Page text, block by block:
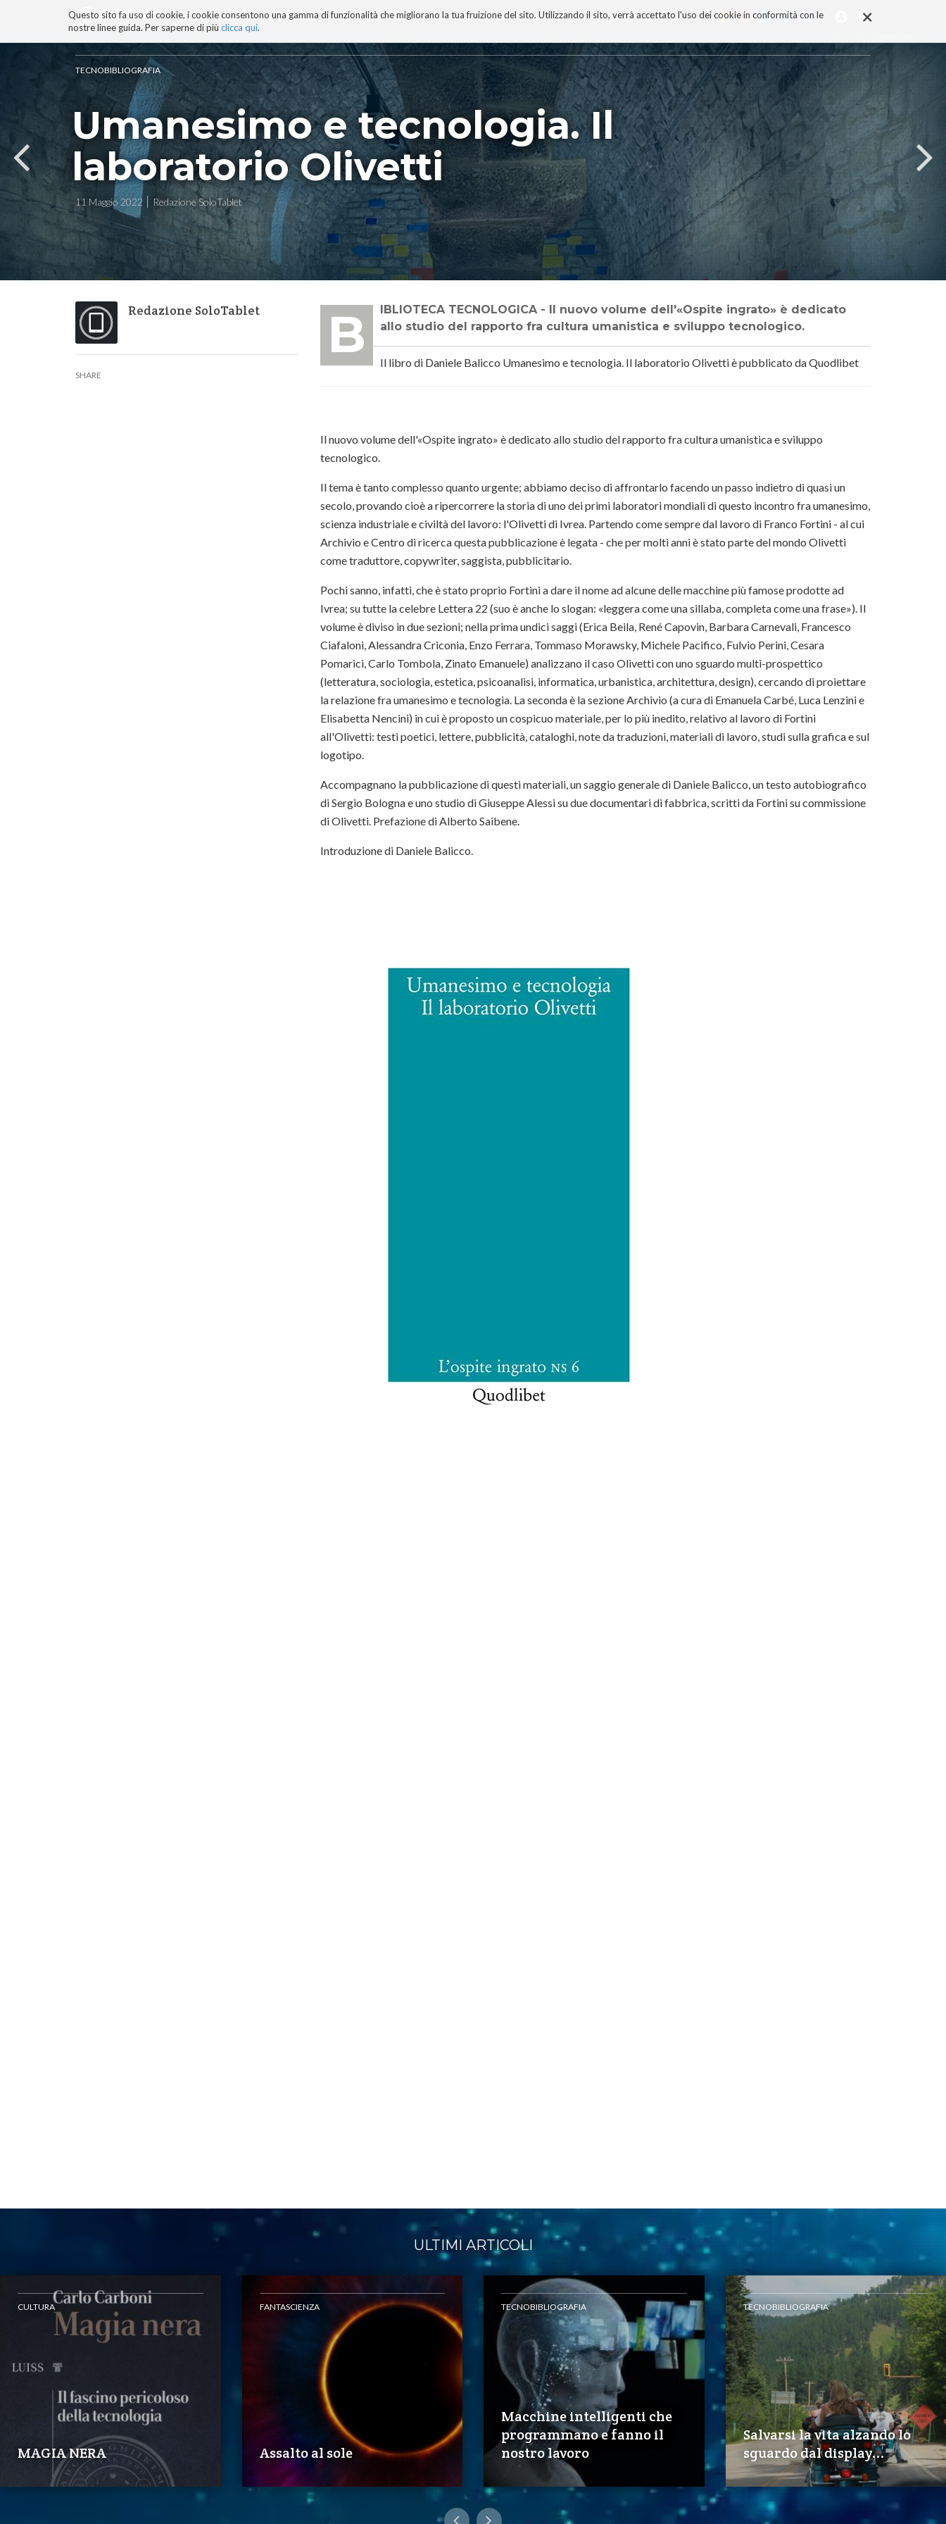
×
Questo sito fa uso di cookie, i cookie consentono una gamma di funzionalità che migliorano la tua fruizione del sito. Utilizzando il sito, verrà accettato l'uso dei cookie in conformità con le
nostre linee guida. Per saperne di più clicca qui.
BLOG TECNOCONSAPEVOLEZZA TECNOBIBLIOGRAFIA I MIEI LIBRI PROGETTO
ai
contenuti.
Salta
alla
navigazione
TECNOBIBLIOGRAFIA
Umanesimo e tecnologia. Il
laboratorio Olivetti
11 Maggio 2022 Redazione SoloTablet
Redazione SoloTablet
SHARE
BIBLIOTECA TECNOLOGICA - Il nuovo volume dell'«Ospite ingrato» è dedicato allo studio del rapporto fra cultura umanistica e sviluppo tecnologico.
Il libro di Daniele Balicco Umanesimo e tecnologia. Il laboratorio Olivetti è pubblicato da Quodlibet
Il nuovo volume dell'«Ospite ingrato» è dedicato allo studio del rapporto fra cultura umanistica e sviluppo
tecnologico.
Il tema è tanto complesso quanto urgente; abbiamo deciso di affrontarlo facendo un passo indietro di quasi un
secolo, provando cioè a ripercorrere la storia di uno dei primi laboratori mondiali di questo incontro fra umanesimo,
scienza industriale e civiltà del lavoro: l'Olivetti di Ivrea. Partendo come sempre dal lavoro di Franco Fortini - al cui
Archivio e Centro di ricerca questa pubblicazione è legata - che per molti anni è stato parte del mondo Olivetti
come traduttore, copywriter, saggista, pubblicitario.
Pochi sanno, infatti, che è stato proprio Fortini a dare il nome ad alcune delle macchine più famose prodotte ad
Ivrea; su tutte la celebre Lettera 22 (suo è anche lo slogan: «leggera come una sillaba, completa come una frase»). Il
volume è diviso in due sezioni; nella prima undici saggi (Erica Beila, René Capovin, Barbara Carnevali, Francesco
Ciafaloni, Alessandra Criconia, Enzo Ferrara, Tommaso Morawsky, Michele Pacifico, Fulvio Perini, Cesara
Pomarici, Carlo Tombola, Zinato Emanuele) analizzano il caso Olivetti con uno sguardo multi-prospettico
(letteratura, sociologia, estetica, psicoanalisi, informatica, urbanistica, architettura, design), cercando di proiettare
la relazione fra umanesimo e tecnologia. La seconda è la sezione Archivio (a cura di Emanuela Carbé, Luca Lenzini e
Elisabetta Nencini) in cui è proposto un cospicuo materiale, per lo più inedito, relativo al lavoro di Fortini
all'Olivetti: testi poetici, lettere, pubblicità, cataloghi, note da traduzioni, materiali di lavoro, studi sulla grafica e sul
logotipo.
Accompagnano la pubblicazione di questi materiali, un saggio generale di Daniele Balicco, un testo autobiografico
di Sergio Bologna e uno studio di Giuseppe Alessi su due documentari di fabbrica, scritti da Fortini su commissione
di Olivetti. Prefazione di Alberto Saibene.
Introduzione di Daniele Balicco.
ULTIMI ARTICOLI
CULTURA
MAGIA NERA
FANTASCIENZA
Assalto al sole
TECNOBIBLIOGRAFIA
Macchine intelligenti che
programmano e fanno il
nostro lavoro
TECNOBIBLIOGRAFIA
Salvarsi la vita alzando lo
sguardo dal display...